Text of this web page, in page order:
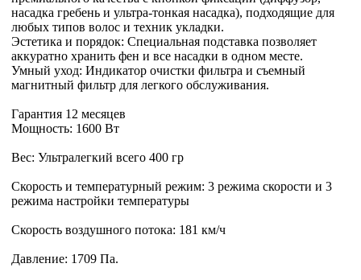
насадка гребень и ультра-тонкая насадка), подходящие для
любых типов волос и техник укладки.
Эстетика и порядок: Специальная подставка позволяет
аккуратно хранить фен и все насадки в одном месте.
Умный уход: Индикатор очистки фильтра и съемный
магнитный фильтр для легкого обслуживания.
Гарантия 12 месяцев
Мощность: 1600 Вт
Вес: Ультралегкий всего 400 гр
Скорость и температурный режим: 3 режима скорости и 3
режима настройки температуры
Скорость воздушного потока: 181 км/ч
Давление: 1709 Па.